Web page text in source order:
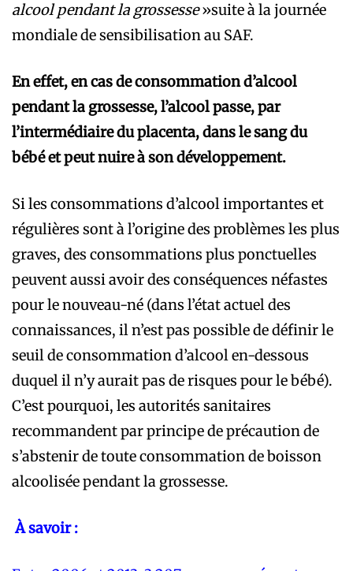
alcool pendant la grossesse»suite à la journée
mondiale de sensibilisation au SAF.
En effet, en cas de consommation d’alcool
pendant la grossesse, l’alcool passe, par
l’intermédiaire du placenta, dans le sang du
bébé et peut nuire à son développement.
Si les consommations d’alcool importantes et
régulières sont à l’origine des problèmes les plus
graves, des consommations plus ponctuelles
peuvent aussi avoir des conséquences néfastes
pour le nouveau-né (dans l’état actuel des
connaissances, il n’est pas possible de définir le
seuil de consommation d’alcool en-dessous
duquel il n’y aurait pas de risques pour le bébé).
C’est pourquoi, les autorités sanitaires
recommandent par principe de précaution de
s’abstenir de toute consommation de boisson
alcoolisée pendant la grossesse.
À savoir :